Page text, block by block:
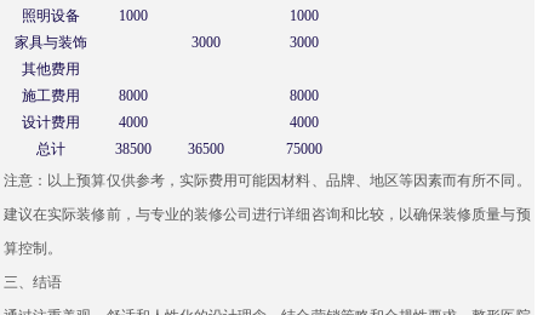
照明设备
1000
1000
家具与装饰
3000
3000
其他费用
施工费用
8000
8000
设计费用
4000
4000
总计
38500 36500
75000
注意：以上预算仅供参考，实际费用可能因材料、品牌、地区等因素而有所不同。
建议在实际装修前，与专业的装修公司进行详细咨询和比较，以确保装修质量与预
算控制。
三、结语